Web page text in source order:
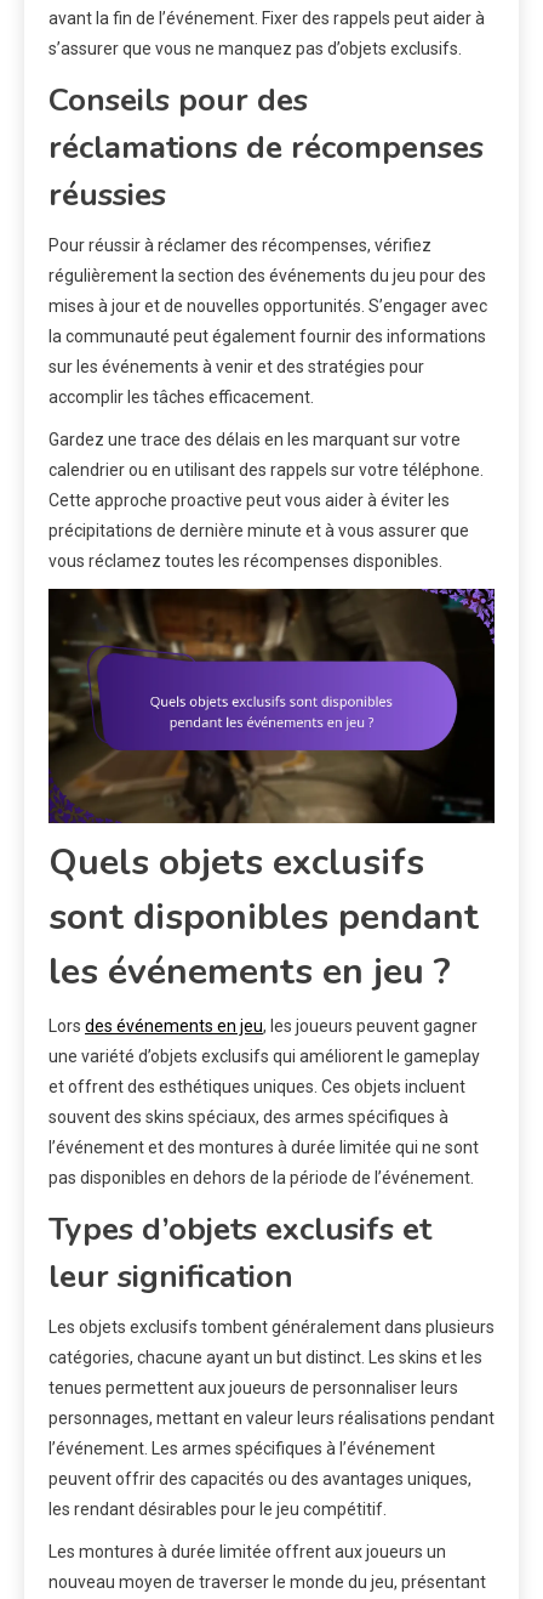
avant la fin de l’événement. Fixer des rappels peut aider à
s’assurer que vous ne manquez pas d’objets exclusifs.
Conseils pour des
réclamations de récompenses
réussies
Pour réussir à réclamer des récompenses, vérifiez
régulièrement la section des événements du jeu pour des
mises à jour et de nouvelles opportunités. S’engager avec
la communauté peut également fournir des informations
sur les événements à venir et des stratégies pour
accomplir les tâches efficacement.
Gardez une trace des délais en les marquant sur votre
calendrier ou en utilisant des rappels sur votre téléphone.
Cette approche proactive peut vous aider à éviter les
précipitations de dernière minute et à vous assurer que
vous réclamez toutes les récompenses disponibles.
Quels objets exclusifs
sont disponibles pendant
les événements en jeu ?
Lors des événements en jeu, les joueurs peuvent gagner
une variété d’objets exclusifs qui améliorent le gameplay
et offrent des esthétiques uniques. Ces objets incluent
souvent des skins spéciaux, des armes spécifiques à
l’événement et des montures à durée limitée qui ne sont
pas disponibles en dehors de la période de l’événement.
Types d’objets exclusifs et
leur signification
Les objets exclusifs tombent généralement dans plusieurs
catégories, chacune ayant un but distinct. Les skins et les
tenues permettent aux joueurs de personnaliser leurs
personnages, mettant en valeur leurs réalisations pendant
l’événement. Les armes spécifiques à l’événement
peuvent offrir des capacités ou des avantages uniques,
les rendant désirables pour le jeu compétitif.
Les montures à durée limitée offrent aux joueurs un
nouveau moyen de traverser le monde du jeu, présentant